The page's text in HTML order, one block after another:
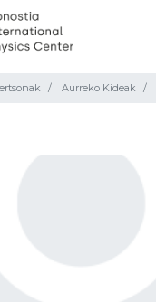
Aurreko Kideak